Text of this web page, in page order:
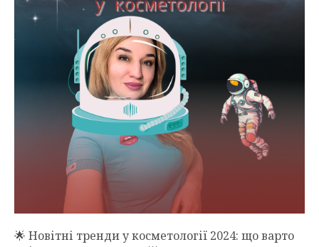
🌟 Новітні тренди у косметології 2024: що варто